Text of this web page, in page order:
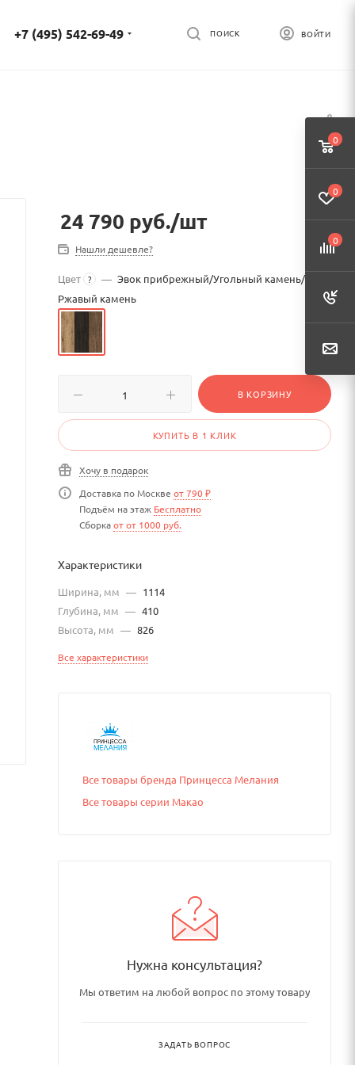
ВОЙТИ
ПОИСК
+7 (495) 542-69-49
24 790 руб./шт
Нашли дешевле?
Цвет ? — Эвок прибрежный/Угольный камень/
Ржавый камень
В КОРЗИНУ
КУПИТЬ В 1 КЛИК
Хочу в подарок
Доставка по Москве от 790 ₽
Подъём на этаж Бесплатно
Сборкаот от 1000 руб.
Характеристики
Ширина, мм — 1114
Глубина, мм — 410
Высота, мм — 826
Все характеристики
Все товары бренда Принцесса Мелания
Все товары серии Макао
Нужна консультация?
Мы ответим на любой вопрос по этому товару
ЗАДАТЬ ВОПРОС
0
0
0